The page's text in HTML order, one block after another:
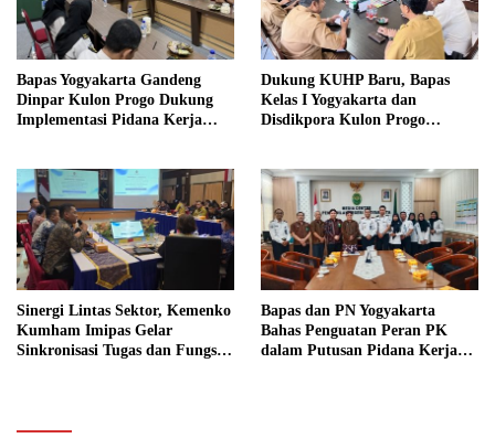
Bapas Yogyakarta Gandeng
Dinpar Kulon Progo Dukung
Implementasi Pidana Kerja
Dukung KUHP Baru, Bapas
Kelas I Yogyakarta dan
Disdikpora Kulon Progo
Sinergi Lintas Sektor, Kemenko
Kumham Imipas Gelar
Sinkronisasi Tugas dan Fungsi
Bapas dan PN Yogyakarta
Bahas Penguatan Peran PK
dalam Putusan Pidana Kerja